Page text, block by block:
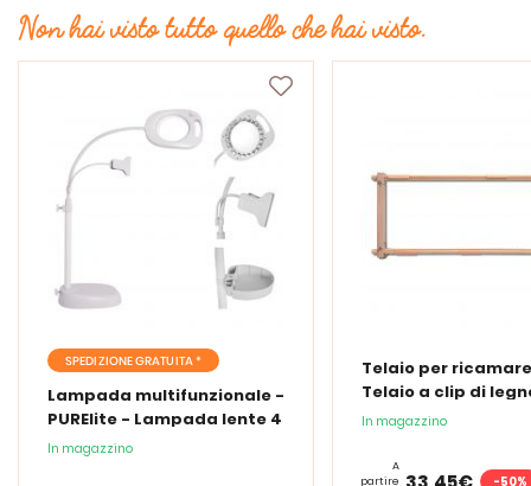
Non hai visto tutto quello che hai visto.
SPEDIZIONE GRATUITA *
Lampada multifunzionale -
PURElite - Lampada lente 4
in 1
In magazzino
Telaio per
Telaio a clip di
In magazzino
A
partire
-50%